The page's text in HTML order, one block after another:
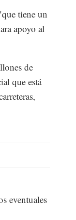
tiene un
apoyo al
de
que está
eventuales